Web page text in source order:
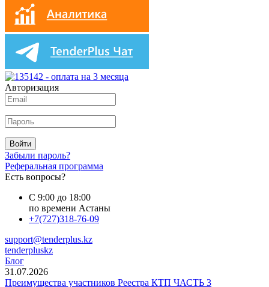
Авторизация
Войти
Забыли пароль?
Реферальная программа
Есть вопросы?
С 9:00 до 18:00
по времени Астаны
+7(727)318-76-09
support@tenderplus.kz
tenderpluskz
Блог
31.07.2026
Преимущества участников Реестра КТП ЧАСТЬ 3